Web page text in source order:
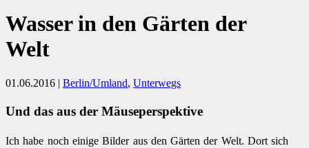
Wasser in den Gärten der
Welt
01.06.2016 | Berlin/Umland, Unterwegs
Und das aus der Mäuseperspektive
Ich habe noch einige Bilder aus den Gärten der Welt. Dort sich